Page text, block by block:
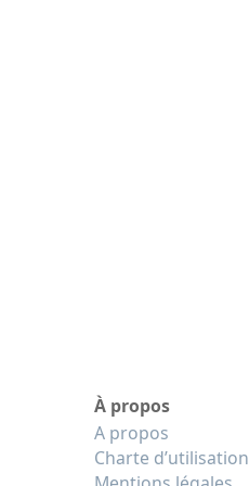
À propos
A propos
Charte d’utilisation